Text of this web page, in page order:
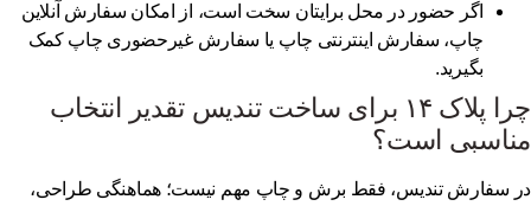
اگر حضور در محل برایتان سخت است، از امکانسفارش آنلاین
چاپ،سفارش اینترنتی چاپیاسفارش غیرحضوری چاپکمک
بگیرید.
چرا پلاک ۱۴ برای ساخت تندیس تقدیر انتخاب
است؟
سفارش تندیس، فقط برش و چاپ مهم نیست؛ هماهنگی طراحی،